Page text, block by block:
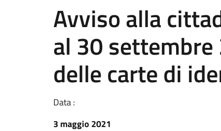
Avviso alla
al 30
delle carte di
Data :
3 maggio 2021